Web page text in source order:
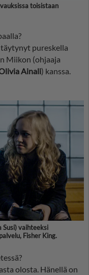
toisistaan
pureskella
Miikon (ohjaaja
Ainali) kanssa.
Susi) vaihteeksi
Fisher King.
olosta. Hänellä on